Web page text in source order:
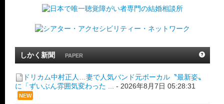
しかく新聞 PAPER
ドリカム中村正人…妻で人気バンド元ボーカル〝最新姿〟
に「ずいぶん雰囲気変わった ...
- 2026年8月7日 05:28:31
NEW